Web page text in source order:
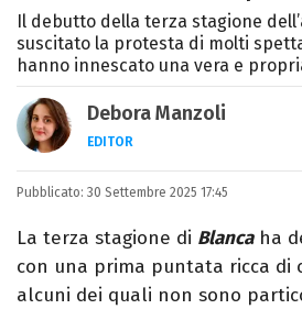
Il debutto della terza stagione
suscitato la protesta di molti
hanno innescato una vera e
Debora Manzoli
EDITOR
LINKEDIN
INSTAGRAM
Scrittrice, copywriter,
mantovana, laureata in
Tv. Ha due libri
alla follia.
Pubblicato: 30 Settembre 2025 17:45
La terza stagione di Blancaha
con una prima puntata ricca di
alcuni dei quali non sono